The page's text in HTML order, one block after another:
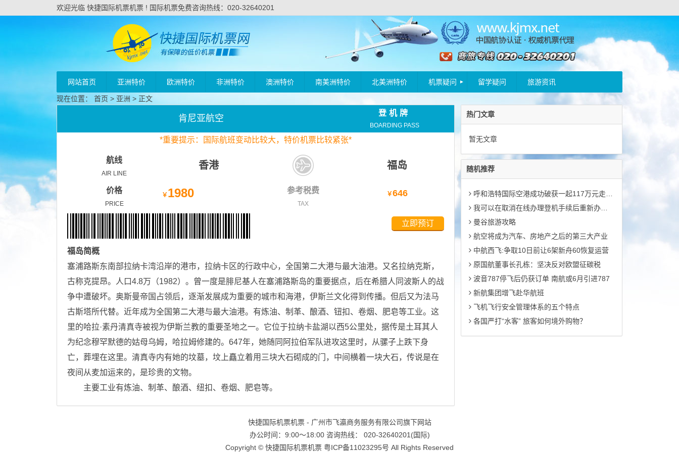
欢迎光临 快捷国际机票机票 ! 国际机票免费咨询热线：020-32640201
网站首页 亚洲特价 欧洲特价 非洲特价 澳洲特价 南美洲特价 北美洲特价 机票疑问 留学疑问 旅游资讯
现在位置： 首页 > 亚洲 > 正文
肯尼亚航空
登机牌
BOARDING PASS
*重要提示：国际航班变动比较大，特价机票比较紧张*
航线
AIR LINE
香港 福岛
价格
PRICE
￥ 1980 参考税费
TAX
￥646
立即预订
福岛简概
塞浦路斯东南部拉纳卡湾沿岸的港市，拉纳卡区的行政中心，全国第二大港与最大油港。又名拉纳克斯，
古称克提昂。人口4.8万（1982）。曾一度是腓尼基人在塞浦路斯岛的重要据点，后在希腊人同波斯人的战
争中遭破坏。奥斯曼帝国占领后，逐渐发展成为重要的城市和海港，伊斯兰文化得到传播。但后又为法马
古斯塔所代替。近年成为全国第二大港与最大油港。有炼油、制革、酿酒、钮扣、卷烟、肥皂等工业。这
里的哈拉·素丹清真寺被视为伊斯兰教的重要圣地之一。它位于拉纳卡盐湖以西5公里处，据传是土耳其人
为纪念穆罕默德的姑母乌姆，哈拉姆修建的。647年，她随同阿拉伯军队进攻这里时，从骡子上跌下身
亡，葬埋在这里。清真寺内有她的坟墓，坟上矗立着用三块大石砌成的门，中间横着一块大石，传说是在
夜间从麦加运来的，是珍贵的文物。
主要工业有炼油、制革、酿酒、纽扣、卷烟、肥皂等。
热门文章
暂无文章
随机推荐
呼和浩特国际空港成功破获一起117万元走私象牙制品
我可以在取消在线办理登机手续后重新办理同一航班的登机手续吗？
曼谷旅游攻略
航空将成为汽车、房地产之后的第三大产业
中航西飞:争取10日前让6架新舟60恢复运营
原国航董事长孔栋：坚决反对欧盟征碳税
波音787停飞后仍获订单 南航或6月引进787
新航集团增飞赴华航班
飞机飞行安全管理体系的五个特点
各国严打“水客” 旅客如何境外购物？
快捷国际机票机票 - 广州市飞瀛商务服务有限公司旗下网站
办公时间：9:00～18:00 咨询热线： 020-32640201(国际)
Copyright © 快捷国际机票机票 粤ICP备11023295号 All Rights Reserved